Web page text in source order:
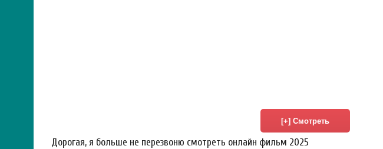
Дорогая, я больше не перезвоню смотреть онлайн фильм 2025